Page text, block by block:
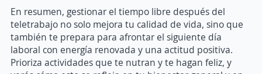
En resumen, gestionar el tiempo libre después del
teletrabajo no solo mejora tu calidad de vida, sino que
también te prepara para afrontar el siguiente día
laboral con energía renovada y una actitud positiva.
Prioriza actividades que te nutran y te hagan feliz, y